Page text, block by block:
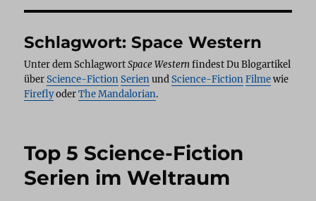
Schlagwort:Space Western
Unter dem SchlagwortSpace Westernfindest Du Blogartikel
überScience-Fiction SerienundScience-Fiction Filmewie
FireflyoderThe Mandalorian.
Top 5 Science-Fiction
Serien im Weltraum